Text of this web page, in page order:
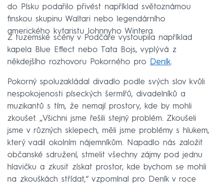
do Písku podařilo přivést například světoznámou
finskou skupinu Waltari nebo legendárního
amerického kytaristu Johnnyho Wintera.
Z tuzemské scény v Podčáře vystoupila například
kapela Blue Effect nebo Tata Bojs, vyplývá z
někdejšího rozhovoru Pokorného pro
Deník.
Pokorný spoluzakládal divadlo podle svých slov kvůli
nespokojenosti píseckých šermířů, divadelníků a
muzikantů s tím, že nemají prostory, kde by mohli
zkoušet. „Všichni jsme řešili stejný problém. Zkoušeli
jsme v různých sklepech, měli jsme problémy s hlukem,
který vadil okolním nájemníkům. Napadlo nás založit
občanské sdružení, stmelit všechny zájmy pod jednu
hlavičku a zkusit získat prostor, kde bychom se mohli
na zkouškách střídat,“ vzpomínal pro Deník v roce